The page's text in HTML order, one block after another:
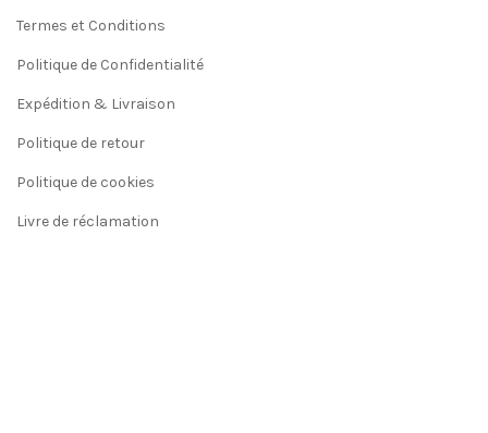
Termes et Conditions
Politique de Confidentialité
Expédition & Livraison
Politique de retour
Politique de cookies
Livre de réclamation